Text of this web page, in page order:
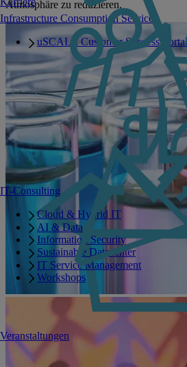
Infrastructure Consumption Services
uSCALE Customer Success Portal
IT-Consulting
Cloud & Hybrid IT
AI & Data
Information Security
Sustainable Datacenter
IT Service Management
Workshops
Veranstaltungen
Atmosphäre zu reduzieren.